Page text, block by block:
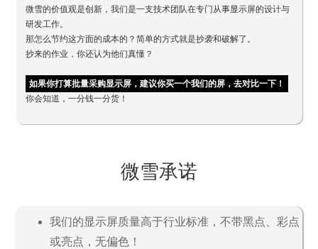
微雪的价值观是创新，我们是一支技术团队在专门从事显示屏的设计与
研发工作。
那怎么节约这方面的成本的？简单的方式就是抄袭和破解了。
抄来的作业，你还认为他们真懂？
如果你打算批量采购显示屏，建议你买一个我们的屏，去对比一下！
你会知道，一分钱一分货！
微雪承诺
我们的显示屏质量高于行业标准，不带黑点、彩点
或亮点，无偏色！